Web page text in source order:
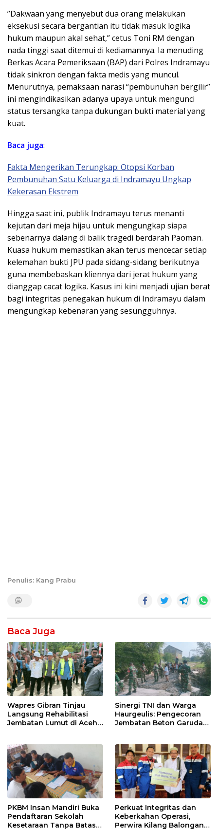
​”Dakwaan yang menyebut dua orang melakukan
eksekusi secara bergantian itu tidak masuk logika
hukum maupun akal sehat,” cetus Toni RM dengan
nada tinggi saat ditemui di kediamannya. Ia menuding
Berkas Acara Pemeriksaan (BAP) dari Polres Indramayu
tidak sinkron dengan fakta medis yang muncul.
Menurutnya, pemaksaan narasi “pembunuhan bergilir”
ini mengindikasikan adanya upaya untuk mengunci
status tersangka tanpa dukungan bukti material yang
kuat.
Baca juga:
Fakta Mengerikan Terungkap: Otopsi Korban
Pembunuhan Satu Keluarga di Indramayu Ungkap
Kekerasan Ekstrem
​Hingga saat ini, publik Indramayu terus menanti
kejutan dari meja hijau untuk mengungkap siapa
sebenarnya dalang di balik tragedi berdarah Paoman.
Kuasa hukum memastikan akan terus mencecar setiap
kelemahan bukti JPU pada sidang-sidang berikutnya
guna membebaskan kliennya dari jerat hukum yang
dianggap cacat logika. Kasus ini kini menjadi ujian berat
bagi integritas penegakan hukum di Indramayu dalam
mengungkap kebenaran yang sesungguhnya.
Penulis: Kang Prabu
Baca Juga
Wapres Gibran Tinjau
Langsung Rehabilitasi
Jembatan Lumut di Aceh
Sinergi TNI dan Warga
Haurgeulis: Pengecoran
Jembatan Beton Garuda
PKBM Insan Mandiri Buka
Pendaftaran Sekolah
Kesetaraan Tanpa Batas
Perkuat Integritas dan
Keberkahan Operasi,
Perwira Kilang Balongan